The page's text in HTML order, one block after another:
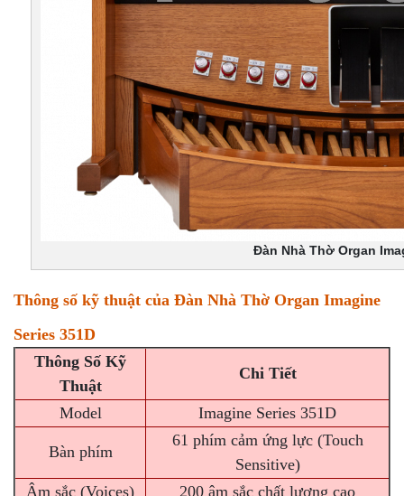
Đàn Nhà Thờ Organ
Thông số kỹ thuật của Đàn Nhà Thờ Organ Imagine
Series 351D
Thông Số Kỹ
Thuật
Chi Tiết
Model Imagine Series 351D
Bàn phím
61 phím cảm ứng lực (Touch
Sensitive)
Âm sắc (Voices)
200 âm sắc chất lượng cao